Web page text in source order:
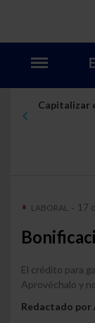
Capitalizar
LABORAL - 17
El crédito para
Aprovéchalo y
Redactado por